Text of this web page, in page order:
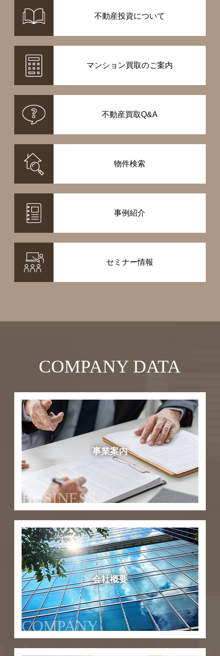
不動産投資について
マンション買取のご案内
不動産買取Q&A
物件検索
事例紹介
セミナー情報
COMPANY DATA
事業案内
BUSINESS
会社概要
COMPANY